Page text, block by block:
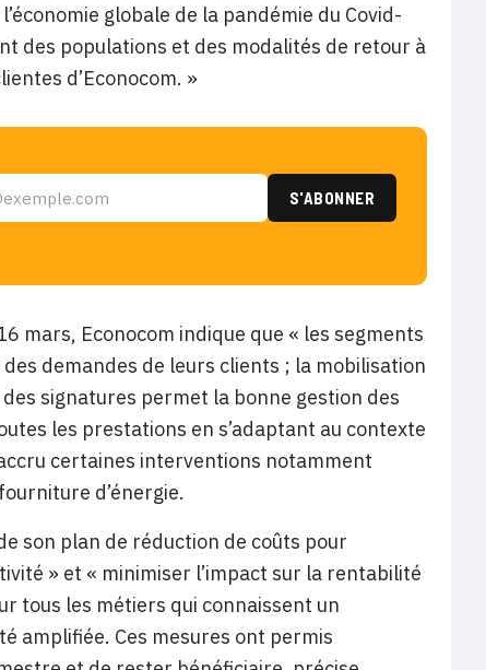
globale de la pandémie du Covid-
des populations et des modalités de retour à
d’Econocom. »
mars, Econocom indique que « les segments
demandes de leurs clients ; la mobilisation
signatures permet la bonne gestion des
les prestations en s’adaptant au contexte
certaines interventions notamment
d’énergie.
son plan de réduction de coûts pour
» et « minimiser l’impact sur la rentabilité
tous les métiers qui connaissent un
amplifiée. Ces mesures ont permis